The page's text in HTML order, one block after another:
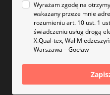
Wyrażam zgodę na
wskazany przeze mnie
rozumieniu art. 10 ust. 1
świadczeniu usług drogą
X.Qual-tex, Wał
Warszawa – Gocław